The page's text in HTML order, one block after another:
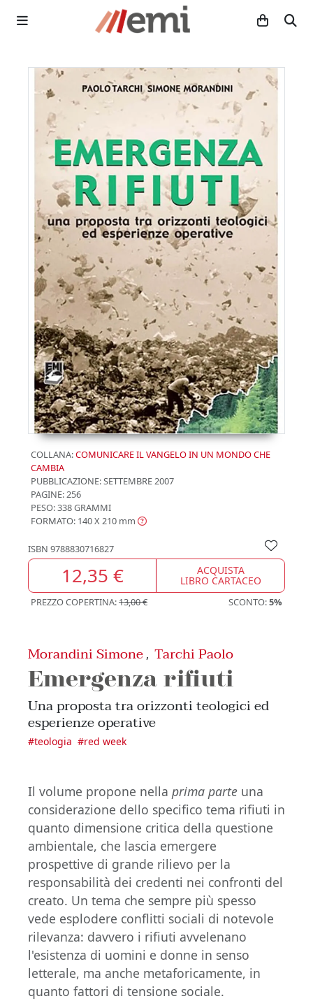
COLLANA:COMUNICARE IL VANGELO IN UN MONDO CHE
CAMBIA
PUBBLICAZIONE:SETTEMBRE 2007
PAGINE: 256
PESO: 338 GRAMMI
FORMATO: 140 X 210 mm
ISBN 9788830716827
12,35 € ACQUISTA
LIBRO CARTACEO
PREZZO COPERTINA:13,00 € SCONTO:5%
Morandini Simone , Tarchi Paolo
Emergenza rifiuti
Una proposta tra orizzonti teologici ed
esperienze operative
#teologia #red week
Il volume propone nella prima parte una
considerazione dello specifico tema rifiuti in
quanto dimensione critica della questione
ambientale, che lascia emergere
prospettive di grande rilievo per la
responsabilità dei credenti nei confronti del
creato. Un tema che sempre più spesso
vede esplodere conflitti sociali di notevole
rilevanza: davvero i rifiuti avvelenano
l'esistenza di uomini e donne in senso
letterale, ma anche metaforicamente, in
quanto fattori di tensione sociale.